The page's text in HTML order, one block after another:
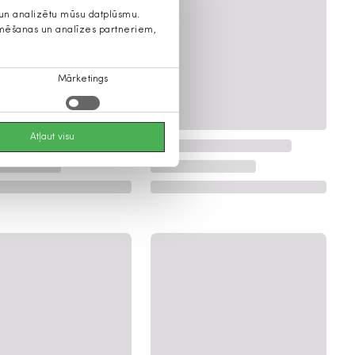
analizētu mūsu datplūsmu.
un analīzes partneriem,
Mārketings
Atļaut visu